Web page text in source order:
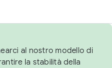
al nostro modello di
la stabilità della